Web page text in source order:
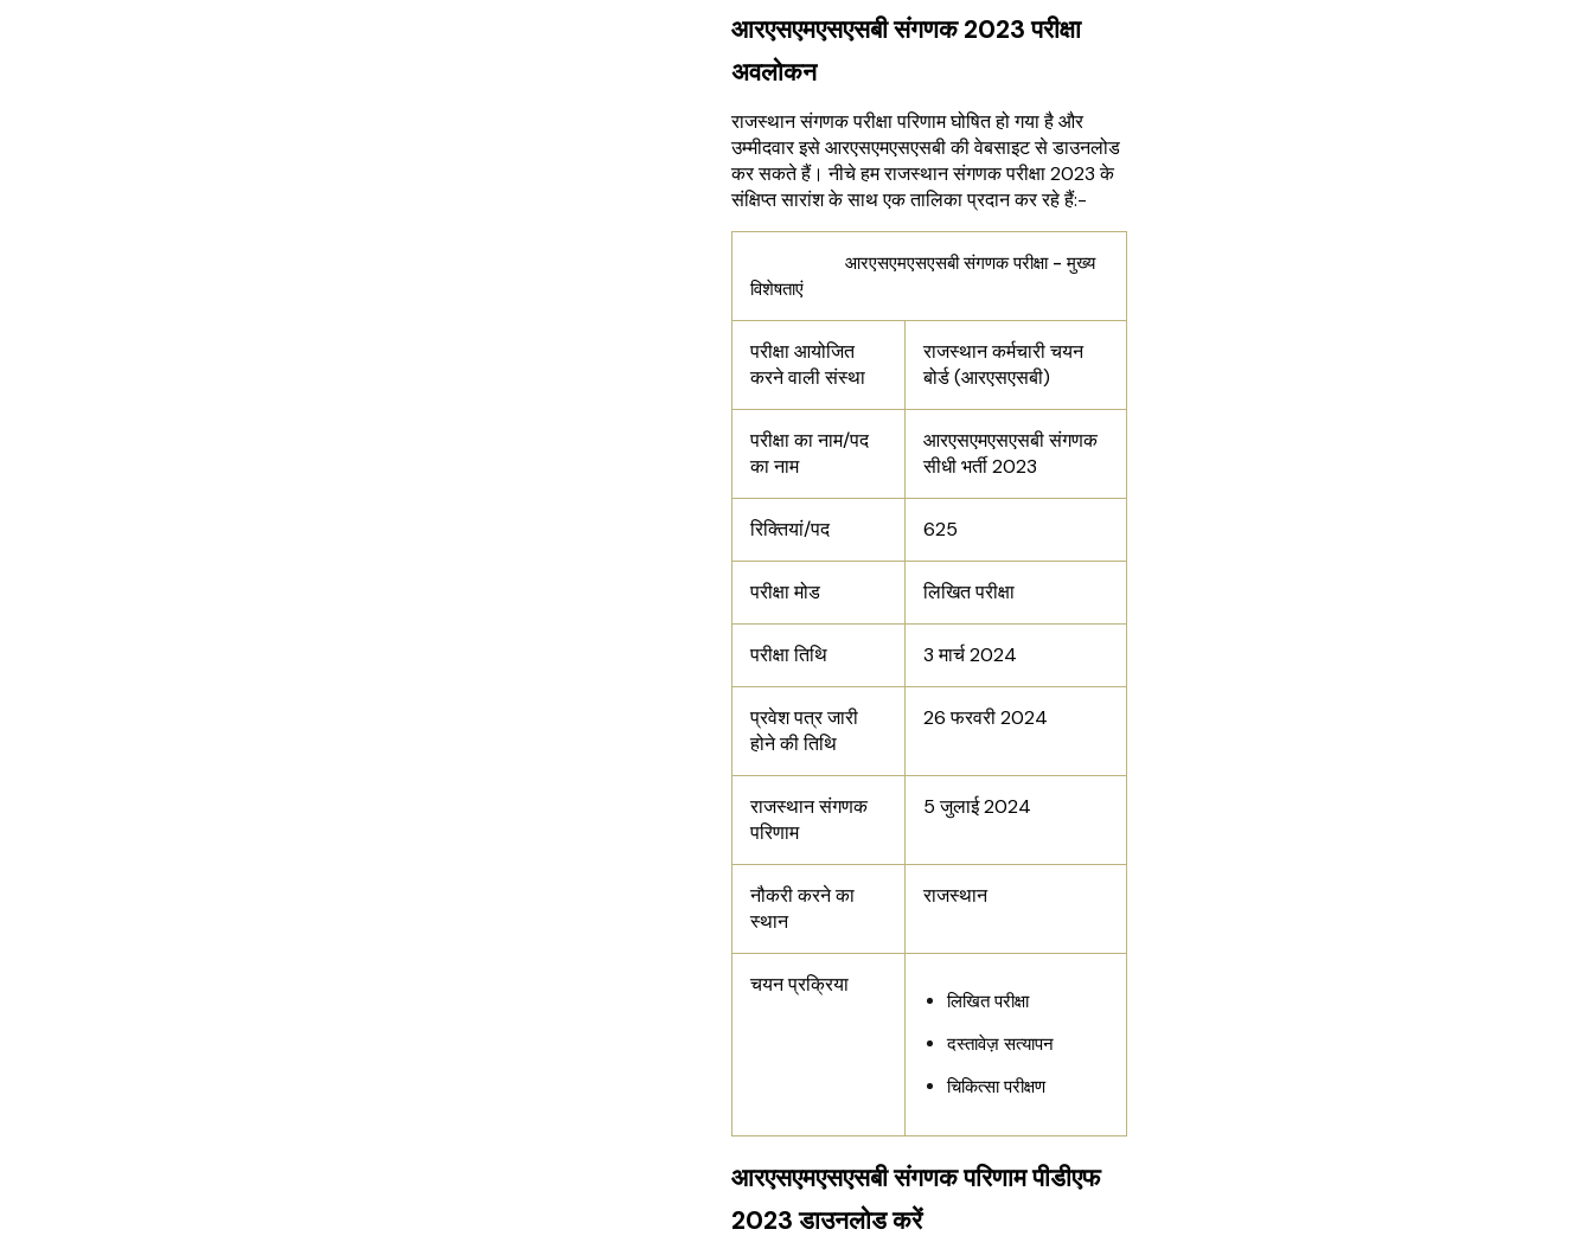
आरएसएमएसएसबी संगणक 2023 परीक्षा
अवलोकन
राजस्थान संगणक परीक्षा परिणाम घोषित हो गया है और
उम्मीदवार इसे आरएसएमएसएसबी की वेबसाइट से डाउनलोड
कर सकते हैं। नीचे हम राजस्थान संगणक परीक्षा 2023 के
संक्षिप्त सारांश के साथ एक तालिका प्रदान कर रहे हैं:-
आरएसएमएसएसबी संगणक परीक्षा - मुख्य
विशेषताएं
परीक्षा आयोजित
करने वाली संस्था
राजस्थान कर्मचारी चयन
बोर्ड (आरएसएसबी)
परीक्षा का नाम/पद
का नाम
आरएसएमएसएसबी संगणक
सीधी भर्ती 2023
रिक्तियां/पद 625
परीक्षा मोड लिखित परीक्षा
परीक्षा तिथि 3 मार्च 2024
प्रवेश पत्र जारी
होने की तिथि
26 फरवरी 2024
राजस्थान संगणक
परिणाम
5 जुलाई 2024
नौकरी करने का
स्थान
राजस्थान
चयन प्रक्रिया
लिखित परीक्षा
दस्तावेज़ सत्यापन
चिकित्सा परीक्षण
आरएसएमएसएसबी संगणक परिणाम पीडीएफ
2023 डाउनलोड करें